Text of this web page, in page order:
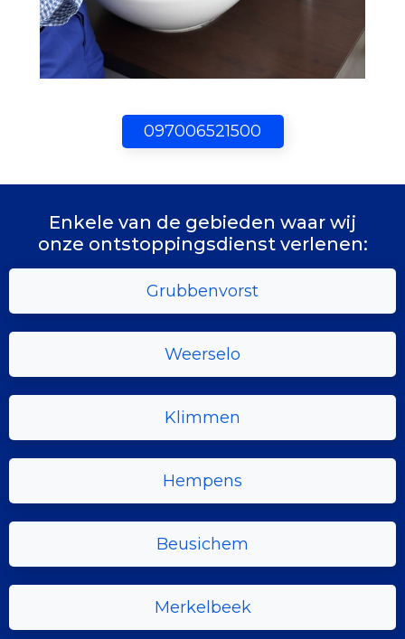
097006521500
Enkele van de gebieden waar wij
onze ontstoppingsdienst verlenen:
Grubbenvorst
Weerselo
Klimmen
Hempens
Beusichem
Merkelbeek